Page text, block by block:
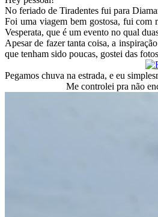
No feriado de Tiradentes fui para
Foi uma viagem bem gostosa, fui com
Vesperata, que é um evento no qual
Apesar de fazer tanta coisa, a
que tenham sido poucas, gostei das
Pegamos chuva na estrada, e eu
Me controlei pra não